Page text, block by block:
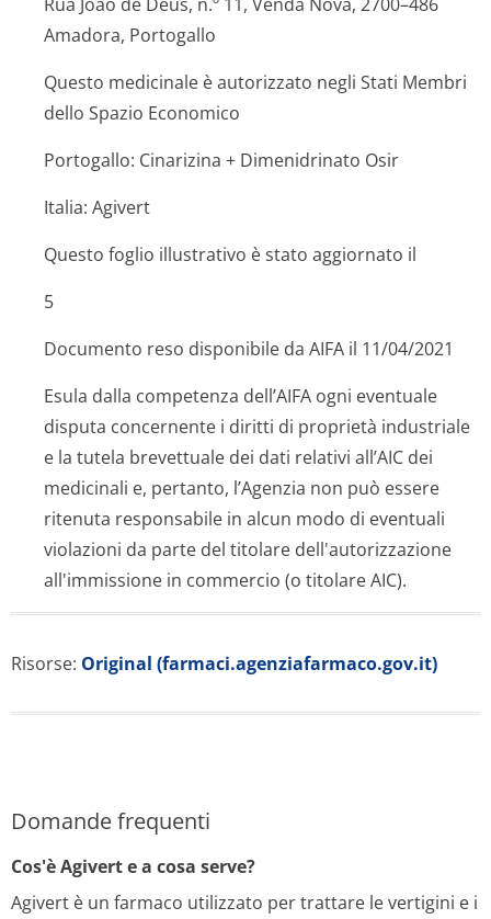
Amadora, Portogallo
Questo medicinale è autorizzato negli Stati Membri
dello Spazio Economico
Portogallo: Cinarizina + Dimenidrinato Osir
Italia: Agivert
Questo foglio illustrativo è stato aggiornato il
5
Documento reso disponibile da AIFA il 11/04/2021
Esula dalla competenza dell’AIFA ogni eventuale
disputa concernente i diritti di proprietà industriale
e la tutela brevettuale dei dati relativi all’AIC dei
medicinali e, pertanto, l’Agenzia non può essere
ritenuta responsabile in alcun modo di eventuali
violazioni da parte del titolare dell'autorizzazione
all'immissione in commercio (o titolare AIC).
Risorse: Original (farmaci.agenziafarmaco.gov.it)
Domande frequenti
Cos'è Agivert e a cosa serve?
Agivert è un farmaco utilizzato per trattare le vertigini e i